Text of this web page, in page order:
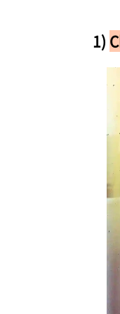
1)